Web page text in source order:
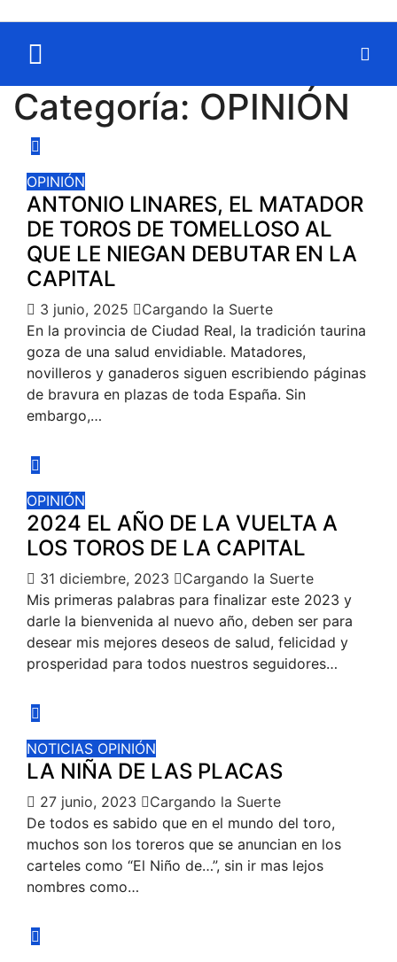
Categoría: OPINIÓN
OPINIÓN
ANTONIO LINARES, EL MATADOR
DE TOROS DE TOMELLOSO AL
QUE LE NIEGAN DEBUTAR EN LA
CAPITAL
3 junio, 2025
Cargando la Suerte
En la provincia de Ciudad Real, la tradición taurina
goza de una salud envidiable. Matadores,
novilleros y ganaderos siguen escribiendo páginas
de bravura en plazas de toda España. Sin
embargo,…
OPINIÓN
2024 EL AÑO DE LA VUELTA A
LOS TOROS DE LA CAPITAL
31 diciembre, 2023
Cargando la Suerte
Mis primeras palabras para finalizar este 2023 y
darle la bienvenida al nuevo año, deben ser para
desear mis mejores deseos de salud, felicidad y
prosperidad para todos nuestros seguidores…
NOTICIAS OPINIÓN
LA NIÑA DE LAS PLACAS
27 junio, 2023
Cargando la Suerte
De todos es sabido que en el mundo del toro,
muchos son los toreros que se anuncian en los
carteles como “El Niño de…”, sin ir mas lejos
nombres como…